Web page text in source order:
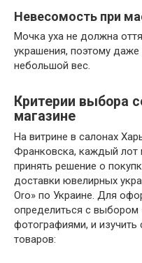
Невесомость при
Мочка уха не должна
украшения, поэтому
небольшой вес.
Критерии выбора
магазине
На витрине в салонах
Франковска, каждый лот
принять решение о
доставки ювелирных
Oro» по Украине. Для
определиться с выбором
фотографиями, и
товаров: